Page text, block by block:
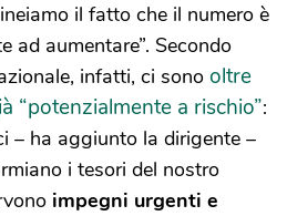
il fatto che il numero è
ad aumentare”. Secondo
infatti, ci sono oltre
“potenzialmente a rischio”:
– ha aggiunto la dirigente –
i tesori del nostro
impegni urgenti e